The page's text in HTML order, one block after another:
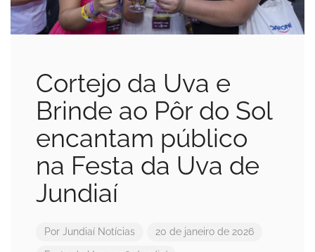
Cortejo da Uva e
Brinde ao Pôr do Sol
encantam público
na Festa da Uva de
Jundiaí
Por Jundiaí Notícias 20 de janeiro de 2026